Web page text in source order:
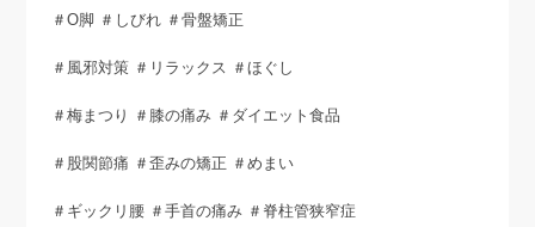
＃O脚 ＃しびれ ＃骨盤矯正
＃風邪対策 ＃リラックス ＃ほぐし
＃梅まつり ＃膝の痛み ＃ダイエット食品
＃股関節痛 ＃歪みの矯正 ＃めまい
＃ギックリ腰 ＃手首の痛み ＃脊柱管狭窄症